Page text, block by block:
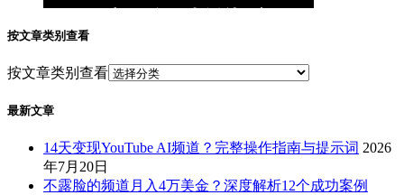
按文章类别查看
按文章类别查看
最新文章
14天变现YouTube AI频道？完整操作指南与提示词 2026
年7月20日
不露脸的频道月入4万美金？深度解析12个成功案例